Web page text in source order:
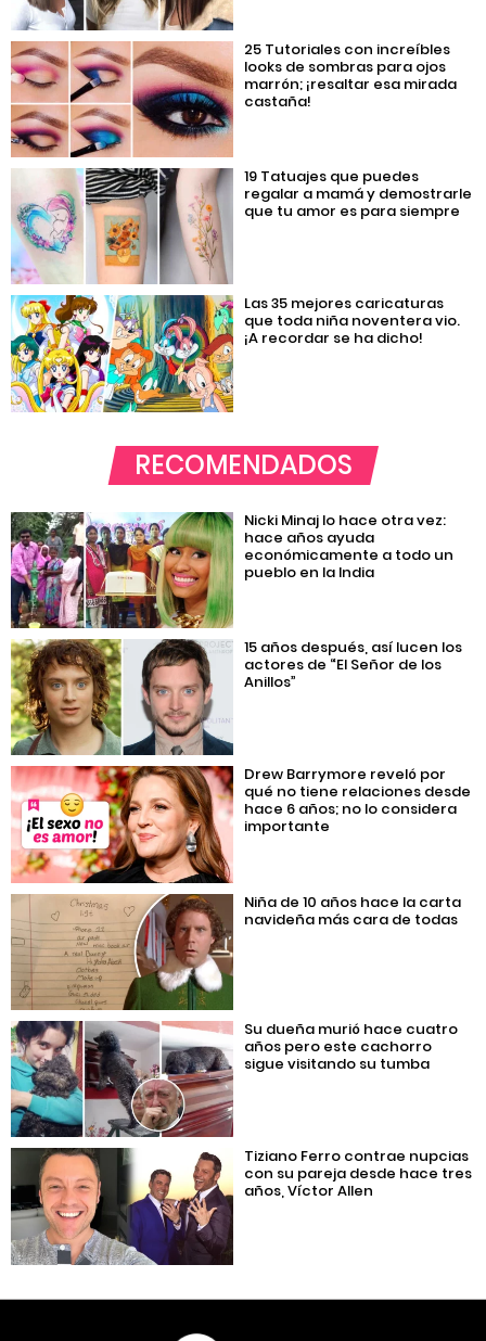
25 Tutoriales con increíbles
looks de sombras para ojos
marrón; ¡resaltar esa mirada
castaña!
19 Tatuajes que puedes
regalar a mamá y demostrarle
que tu amor es para siempre
Las 35 mejores caricaturas
que toda niña noventera vio.
¡A recordar se ha dicho!
RECOMENDADOS
Nicki Minaj lo hace otra vez:
hace años ayuda
económicamente a todo un
pueblo en la India
15 años después, así lucen los
actores de “El Señor de los
Anillos”
Drew Barrymore reveló por
qué no tiene relaciones desde
hace 6 años; no lo considera
importante
Niña de 10 años hace la carta
navideña más cara de todas
Su dueña murió hace cuatro
años pero este cachorro
sigue visitando su tumba
Tiziano Ferro contrae nupcias
con su pareja desde hace tres
años, Víctor Allen